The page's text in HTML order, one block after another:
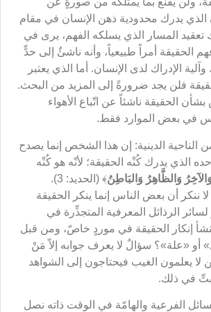
الذي يدرك محدودية ذهن الإنسان في مقام
تعقيد المسار الذي يسلكه الفهم، يرى في
الحقيقة أمراً طبيعياً، وأنه ناشئٌ إلى حدٍّ
وآلية الإدراك لدى الإنسان. أما الذي يعتبر
فلن يجد ضرورةً إلى المزيد من البحث.
الحقيقة ناشئاً عن اتّباع الأهواء
في بعض الموارد فقط.
الناحية الدينية: إن هذا الشخص إنما يصدح
وحده الذي يدرك كُنْه الحقيقة؛ لأنّه هو كُنْه
وَالظَّاهِرُ وَالبَاطِنُ
﴾ (الحديد: 3).
ننكر أن بعض الناس إنما ينكر الحقيقة
الرذائل المعرفية المتجذِّرة في
إنكار الحقيقة في موردٍ خاصّ، ومن قبل
أو «علة»؟ سؤالٌ لا يعرف جوابه إلاّ مَنْ
لا يعلمون الغيب فيحتاجون إلى الشواهد
في ذلك.
الفرعية والهامّة في الوقت ذاته نصل